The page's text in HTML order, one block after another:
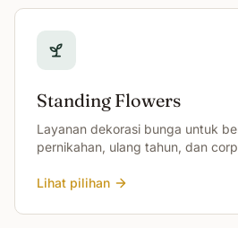
Standing Flowers
Layanan dekorasi bunga untuk
pernikahan, ulang tahun, dan
Lihat pilihan